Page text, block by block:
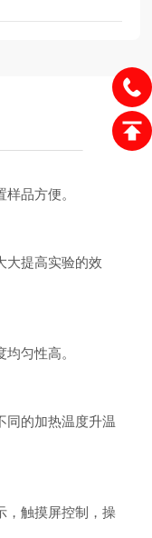
品方便。
大提高实验的效
性高。
不同的加热温度升温
触摸屏控制，操